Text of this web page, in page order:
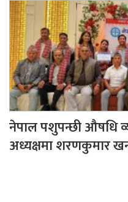
नेपाल पशुपन्छी औषधि
अध्यक्षमा शरणकुमार